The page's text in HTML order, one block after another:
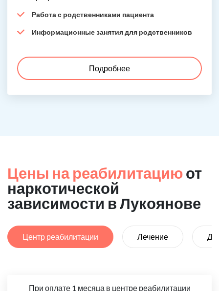
Работа с родственниками пациента
Информационные занятия для родственников
Подробнее
Цены на реабилитациюот
наркотической
зависимости в Лукоянове
Центр реабилитации Лечение
При оплате 1 месяца в центре реабилитации